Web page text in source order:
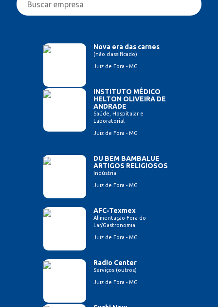
Nova era das carnes
(não classificado)
Juiz de Fora - MG
INSTITUTO MÉDICO
HELTON OLIVEIRA DE
ANDRADE
Saúde, Hospitalar e
Laboratorial
Juiz de Fora - MG
DU BEM BAMBALUE
ARTIGOS RELIGIOSOS
Indústria
Juiz de Fora - MG
AFC-Texmex
Alimentação Fora do
Lar/Gastronomia
Juiz de Fora - MG
Radio Center
Serviços (outros)
Juiz de Fora - MG